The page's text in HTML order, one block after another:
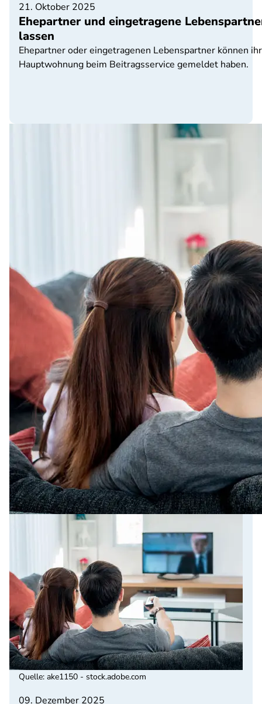
21. Oktober 2025
Ehepartner und eingetragene
lassen
Ehepartner oder eingetragenen Lebenspartner können
Hauptwohnung beim Beitragsservice gemeldet haben.
09. Dezember 2025
Quelle: ake1150 - stock.adobe.com